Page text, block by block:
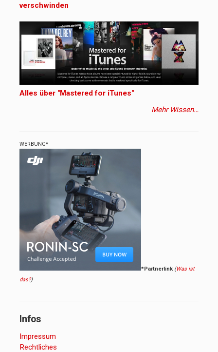
verschwinden
Alles über "Mastered for iTunes"
Mehr Wissen…
WERBUNG*
*Partnerlink (Was ist
das?)
Infos
Impressum
Rechtliches